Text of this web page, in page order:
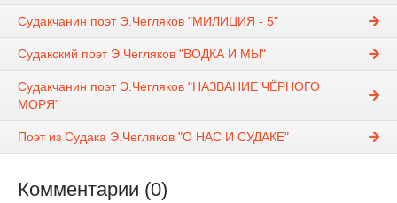
Судакчанин поэт Э.Чегляков "МИЛИЦИЯ - 5"
Судакский поэт Э.Чегляков "ВОДКА И МЫ"
Судакчанин поэт Э.Чегляков "НАЗВАНИЕ ЧЁРНОГО
МОРЯ"
Поэт из Судака Э.Чегляков "О НАС И СУДАКЕ"
Комментарии (0)